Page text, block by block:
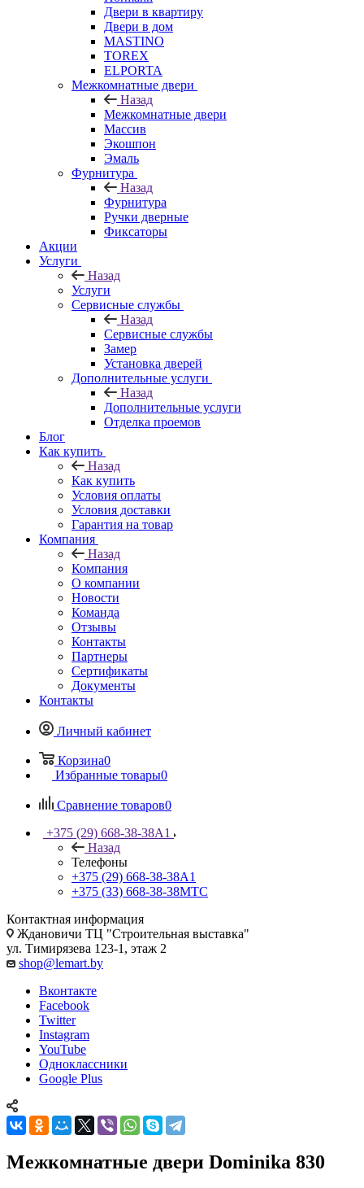
Двери в квартиру
Двери в дом
MASTINO
TOREX
ELPORTA
Межкомнатные двери
Назад
Межкомнатные двери
Массив
Экошпон
Эмаль
Фурнитура
Назад
Фурнитура
Ручки дверные
Фиксаторы
Акции
Услуги
Назад
Услуги
Сервисные службы
Назад
Сервисные службы
Замер
Установка дверей
Дополнительные услуги
Назад
Дополнительные услуги
Отделка проемов
Блог
Как купить
Назад
Как купить
Условия оплаты
Условия доставки
Гарантия на товар
Компания
Назад
Компания
О компании
Новости
Команда
Отзывы
Контакты
Партнеры
Сертификаты
Документы
Контакты
Личный кабинет
Корзина0
Избранные товары0
Сравнение товаров0
+375 (29) 668-38-38A1
Назад
Телефоны
+375 (29) 668-38-38A1
+375 (33) 668-38-38МТС
Контактная информация
Ждановичи ТЦ "Строительная выставка"
ул. Тимирязева 123-1, этаж 2
shop@lemart.by
Вконтакте
Facebook
Twitter
Instagram
YouTube
Одноклассники
Google Plus
Межкомнатные двери Dominika 830